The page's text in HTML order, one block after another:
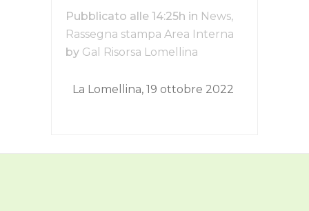
Pubblicato alle 14:25h in News,
Rassegna stampa Area Interna
by Gal Risorsa Lomellina
La Lomellina, 19 ottobre 2022